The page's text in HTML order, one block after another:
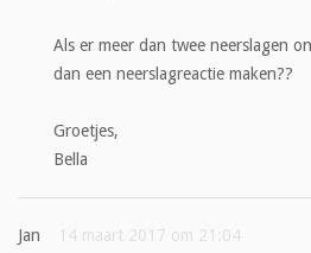
Als er meer dan twee neerslagen
dan een neerslagreactie maken??
Groetjes,
Bella
Jan 14 maart 2017 om 21:04